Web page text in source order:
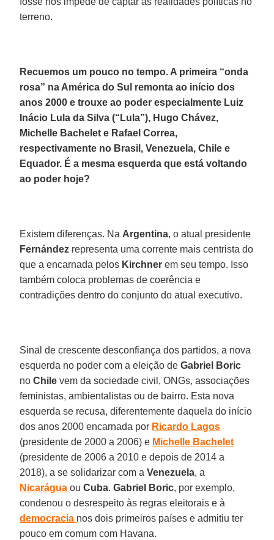
terreno.
Recuemos um pouco no tempo. A primeira “onda
rosa” na América do Sul remonta ao início dos
anos 2000 e trouxe ao poder especialmente Luiz
Inácio Lula da Silva (“Lula”), Hugo Chávez,
Michelle Bachelet e Rafael Correa,
respectivamente no Brasil, Venezuela, Chile e
Equador. É a mesma esquerda que está voltando
ao poder hoje?
Existem diferenças. Na Argentina, o atual presidente
Fernández representa uma corrente mais centrista do
que a encarnada pelos Kirchner em seu tempo. Isso
também coloca problemas de coerência e
contradições dentro do conjunto do atual executivo.
Sinal de crescente desconfiança dos partidos, a nova
esquerda no poder com a eleição deGabriel Boric
noChile vem da sociedade civil, ONGs, associações
feministas, ambientalistas ou de bairro. Esta nova
esquerda se recusa, diferentemente daquela do início
dos anos 2000 encarnada por Ricardo Lagos
(presidente de 2000 a 2006) e Michelle Bachelet
(presidente de 2006 a 2010 e depois de 2014 a
2018), a se solidarizar com aVenezuela, a
Nicarágua ouCuba.Gabriel Boric, por exemplo,
condenou o desrespeito às regras eleitorais e à
democracia nos dois primeiros países e admitiu ter
pouco em comum com Havana.